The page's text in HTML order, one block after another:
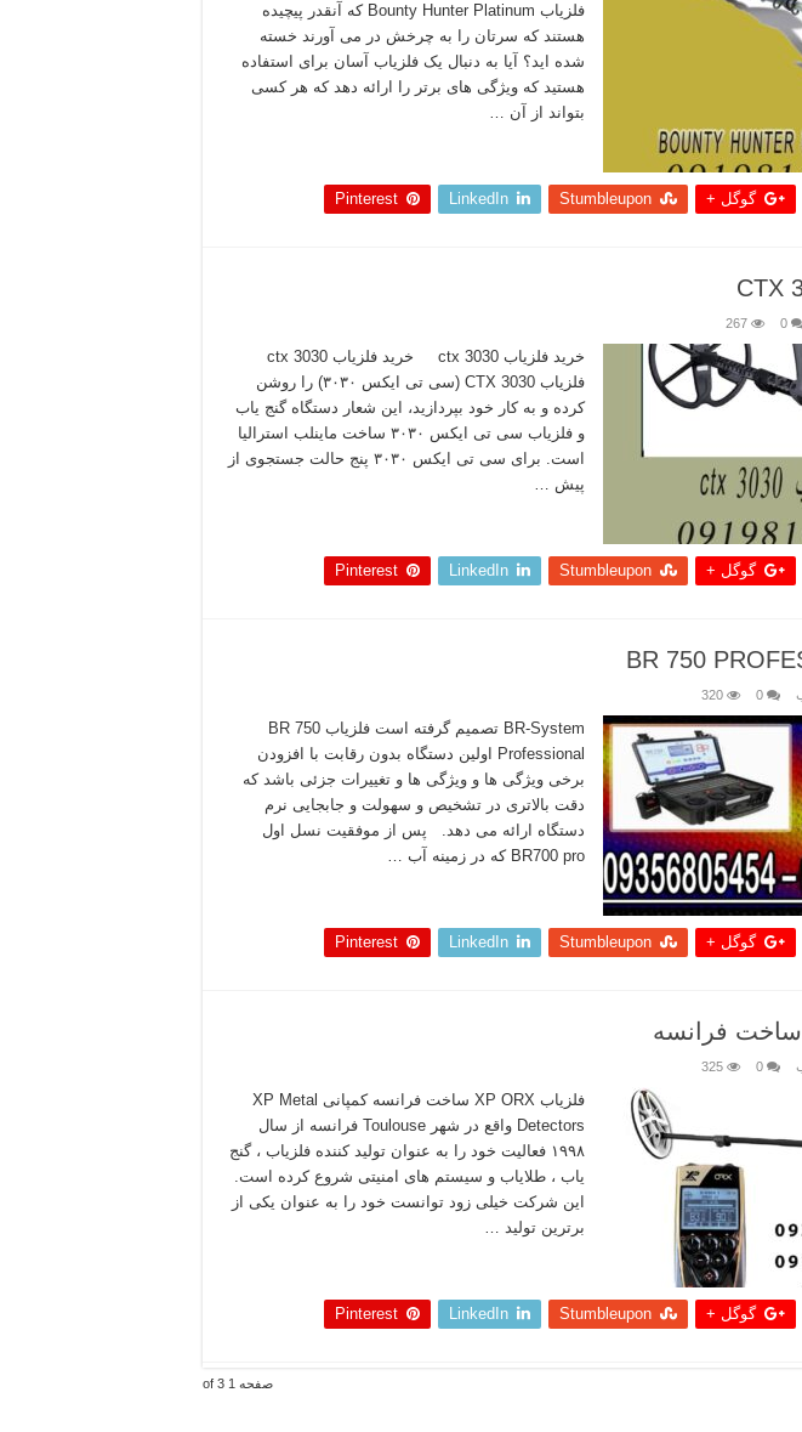
فلزیاب Bounty Hunter Platinum که آنقدر پیچیده
هستند که سرتان را به چرخش در می آورند خسته
شده اید؟ آیا به دنبال یک فلزیاب آسان برای استفاده
هستید که ویژگی های برتر را ارائه دهد که هر کسی
بتواند از آن …
گوگل + Stumbleupon
LinkedIn
Pinterest
0
267
خرید فلزیاب ctx 3030 خرید فلزیاب ctx 3030
فلزیاب CTX 3030 (سی تی ایکس ۳۰۳۰) را روشن
کرده و به کار خود بپردازید، این شعار دستگاه گنج یاب
و فلزیاب سی تی ایکس ۳۰۳۰ ساخت ماینلب استرالیا
است. برای سی تی ایکس ۳۰۳۰ پنج حالت جستجوی از
پیش …
گوگل + Stumbleupon
LinkedIn
Pinterest
0
320
BR-System تصمیم گرفته است فلزیاب BR 750
Professional اولین دستگاه بدون رقابت با افزودن
برخی ویژگی ها و ویژگی ها و تغییرات جزئی باشد که
دقت بالاتری در تشخیص و سهولت و جابجایی نرم
دستگاه ارائه می دهد. پس از موفقیت نسل اول
BR700 pro که در زمینه آب …
گوگل + Stumbleupon
LinkedIn
Pinterest
0
325
فلزیاب XP ORX ساخت فرانسه کمپانی XP Metal
Detectors واقع در شهر Toulouse فرانسه از سال
۱۹۹۸ فعالیت خود را به عنوان تولید کننده فلزیاب ، گنج
یاب ، طلایاب و سیستم های امنیتی شروع کرده است.
این شرکت خیلی زود توانست خود را به عنوان یکی از
برترین تولید …
گوگل + Stumbleupon
LinkedIn
Pinterest
صفحه 1 of 3